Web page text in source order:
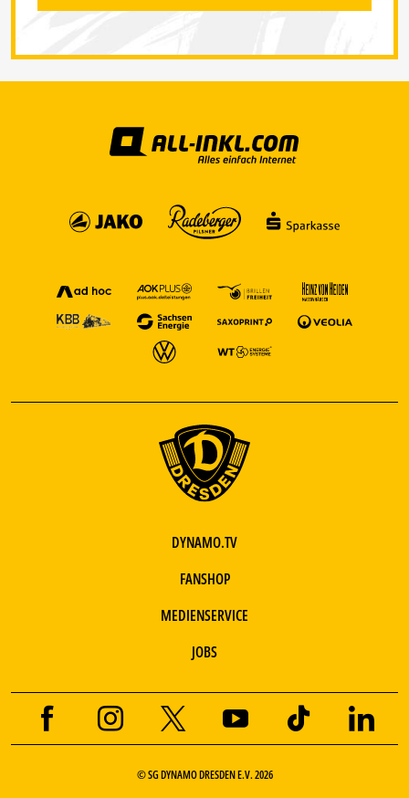
DYNAMO.TV
FANSHOP
MEDIENSERVICE
JOBS
© SG DYNAMO DRESDEN E.V. 2026